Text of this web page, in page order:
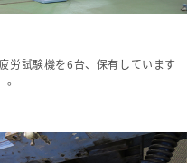
労試験機を6台、保有しています